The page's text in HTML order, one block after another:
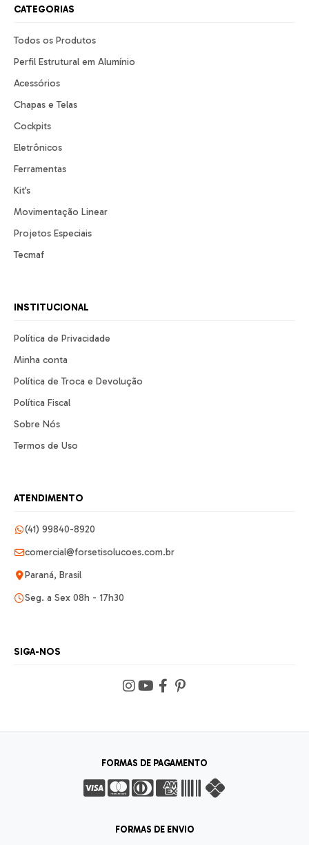
CATEGORIAS
Todos os Produtos
Perfil Estrutural em Alumínio
Acessórios
Chapas e Telas
Cockpits
Eletrônicos
Ferramentas
Kit’s
Movimentação Linear
Projetos Especiais
Tecmaf
INSTITUCIONAL
Política de Privacidade
Minha conta
Política de Troca e Devolução
Política Fiscal
Sobre Nós
Termos de Uso
ATENDIMENTO
(41) 99840-8920
comercial@forsetisolucoes.com.br
Paraná, Brasil
Seg. a Sex 08h - 17h30
SIGA-NOS
FORMAS DE PAGAMENTO
FORMAS DE ENVIO